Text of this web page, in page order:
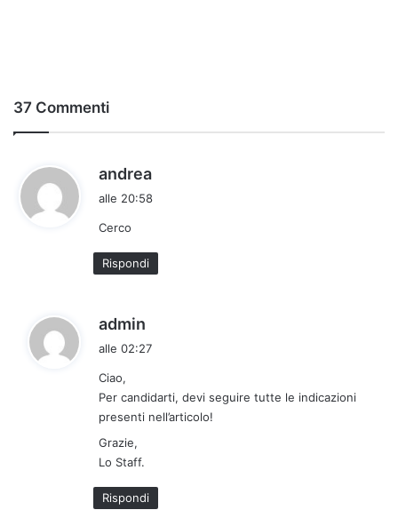
37 Commenti
andrea
t
t
alle 20:58
Cerco
Rispondi
admin
t
t
alle 02:27
Ciao,
Per candidarti, devi seguire tutte le indicazioni
presenti nell’articolo!
Grazie,
Lo Staff.
Rispondi